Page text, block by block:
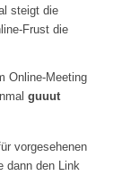
steigt die
Frust die
Online-Meeting
guuut
vorgesehenen
dann den Link